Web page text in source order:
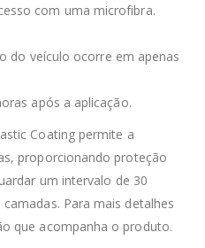
com uma microfibra.
do veículo ocorre em apenas
após a aplicação.
Coating permite a
proporcionando proteção
um intervalo de 30
Para mais detalhes
que acompanha o produto.